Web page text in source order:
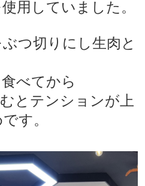
用していました。
つ切りにし生肉と
べてから
とテンションが上
す。